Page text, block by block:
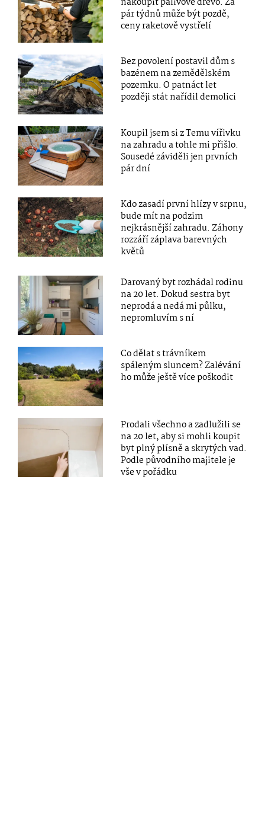
pár týdnů může být pozdě,
ceny raketově vystřelí
Bez povolení postavil dům s
bazénem na zemědělském
pozemku. O patnáct let
později stát nařídil demolici
Koupil jsem si z Temu vířivku
na zahradu a tohle mi přišlo.
Sousedé záviděli jen prvních
pár dní
Kdo zasadí první hlízy v srpnu,
bude mít na podzim
nejkrásnější zahradu. Záhony
rozzáří záplava barevných
květů
Darovaný byt rozhádal rodinu
na 20 let. Dokud sestra byt
neprodá a nedá mi půlku,
nepromluvím s ní
Co dělat s trávníkem
spáleným sluncem? Zalévání
ho může ještě více poškodit
Prodali všechno a zadlužili se
na 20 let, aby si mohli koupit
byt plný plísně a skrytých vad.
Podle původního majitele je
vše v pořádku